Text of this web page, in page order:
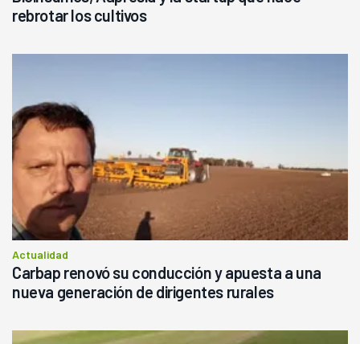
rebrotar los cultivos
Actualidad
Carbap renovó su conducción y apuesta a una
nueva generación de dirigentes rurales